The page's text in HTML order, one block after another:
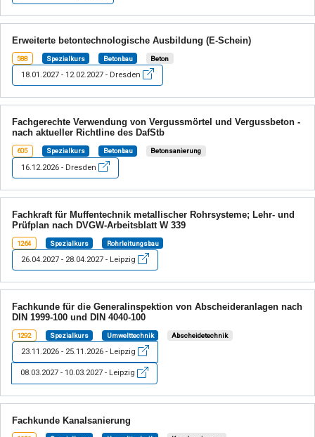
Erweiterte betontechnologische Ausbildung (E-Schein)
588 Spezialkurs Betonbau Beton
18.01.2027 - 12.02.2027 - Dresden
Fachgerechte Verwendung von Vergussmörtel und Vergussbeton -
nach aktueller Richtline des DafStb
605 Spezialkurs Betonbau Betonsanierung
16.12.2026 - Dresden
Fachkraft für Muffentechnik metallischer Rohrsysteme; Lehr- und
Prüfplan nach DVGW-Arbeitsblatt W 339
1264 Spezialkurs Rohrleitungsbau
26.04.2027 - 28.04.2027 - Leipzig
Fachkunde für die Generalinspektion von Abscheideranlagen nach
DIN 1999-100 und DIN 4040-100
1292 Spezialkurs Umwelttechnik Abscheidetechnik
23.11.2026 - 25.11.2026 - Leipzig
08.03.2027 - 10.03.2027 - Leipzig
Fachkunde Kanalsanierung